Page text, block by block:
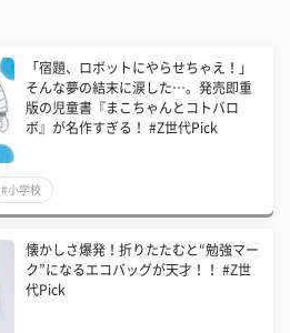
「宿題、ロボットにやらせちゃえ！」
そんな夢の結末に涙した…。発売即重
版の児童書『まこちゃんとコトバロ
ボ』が名作すぎる！ #Z世代Pick
#小学校
懐かしさ爆発！折りたたむと“勉強マー
ク”になるエコバッグが天才！！ #Z世
代Pick